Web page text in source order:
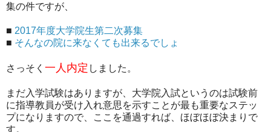
集の件ですが、
■ 2017年度大学院生第二次募集
■ そんなの院に来なくても出来るでしょ
さっそく 一人内定 しました。
まだ入学試験はありますが、大学院入試というのは試験前
に指導教員が受け入れ意思を示すことが最も重要なステッ
プになりますので、ここを通過すれば、ほぼほぼ決まりで
す。